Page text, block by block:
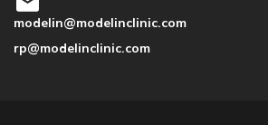
modelin@modelinclinic.com
rp@modelinclinic.com